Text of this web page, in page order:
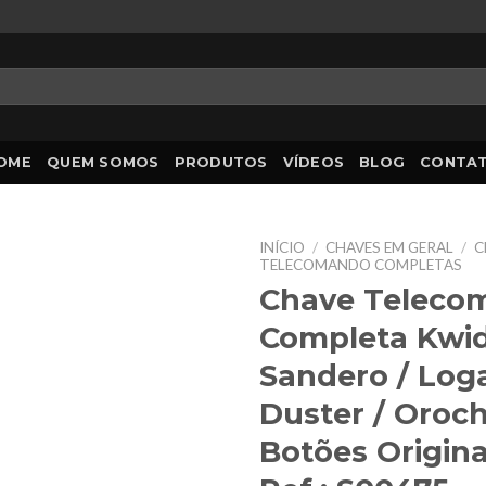
QUEM SOMOS PRODUTOS VÍDEOS BLOG
INÍCIO / CHAVES EM GERAL /
TELECOMANDO COMPLETAS
Chave
Completa
Sandero /
Duster /
Botões